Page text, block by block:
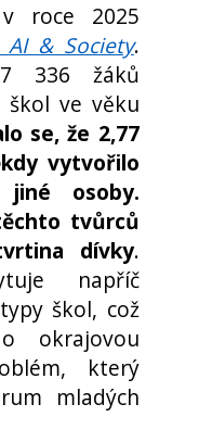
roce 2025
AI & Society.
336 žáků
škol ve věku
se, že 2,77
vytvořilo
osoby.
tvůrců
dívky.
napříč
škol, což
okrajovou
který
mladých